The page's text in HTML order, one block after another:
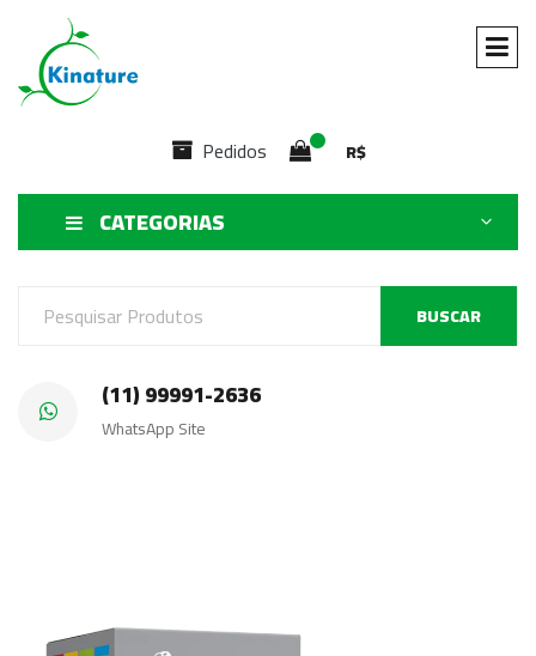
Pedidos R$
CATEGORIAS
BUSCAR
(11) 99991-2636
WhatsApp Site